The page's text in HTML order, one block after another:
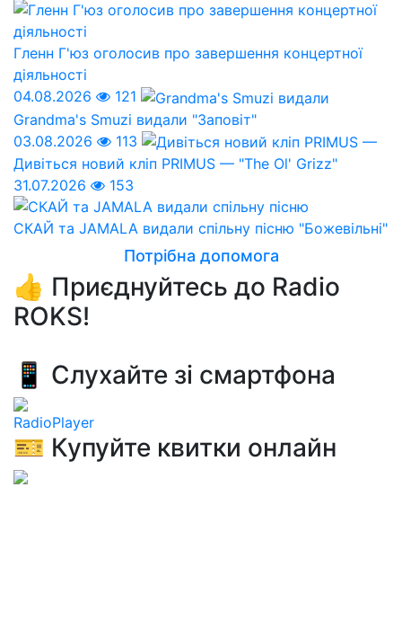
Гленн Г'юз оголосив про завершення концертної
діяльності
04.08.2026
121
Grandma's Smuzi видали "Заповіт"
03.08.2026
113
Дивіться новий кліп PRIMUS — "The Ol' Grizz"
31.07.2026
153
СКАЙ та JAMALA видали спільну пісню "Божевільні"
Потрібна допомога
👍 Приєднуйтесь до Radio
ROKS!
📱 Слухайте зі смартфона
RadioPlayer
🎫 Купуйте квитки онлайн